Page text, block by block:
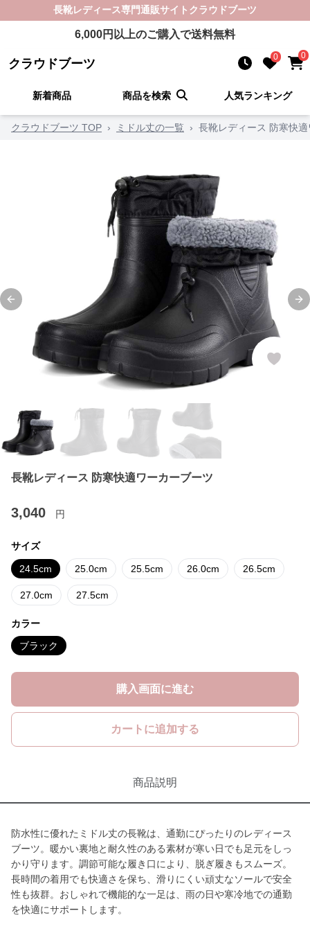
長靴レディース専門通販サイト クラウドブーツ
6,000円以上のご購入で送料無料
クラウドブーツ 0 0
新着商品 商品を検索 人気ランキング
クラウドブーツ TOP › ミドル丈の一覧 › 長靴レディース 防寒快
Previous slide
長靴レディース 防寒快適ワーカーブーツ
3,040 円
サイズ
24.5cm 25.0cm 25.5cm 26.0cm 26.5cm
27.0cm 27.5cm
カラー
ブラック
購入画面に進む
カートに追加する
商品説明
防水性に優れたミドル丈の長靴は、通勤にぴったりのレディース
ブーツ。暖かい裏地と耐久性のある素材が寒い日でも足元をしっ
かり守ります。調節可能な履き口により、脱ぎ履きもスムーズ。
長時間の着用でも快適さを保ち、滑りにくい頑丈なソールで安全
性も抜群。おしゃれで機能的な一足は、雨の日や寒冷地での通勤
を快適にサポートします。